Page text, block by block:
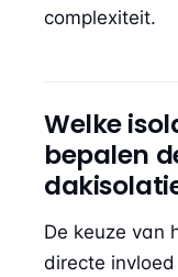
complexiteit.
Welke
bepalen
De keuze van
directe